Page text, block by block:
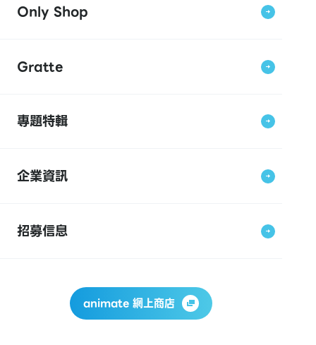
Only Shop
Gratte
專題特輯
企業資訊
招募信息
animate 網上商店